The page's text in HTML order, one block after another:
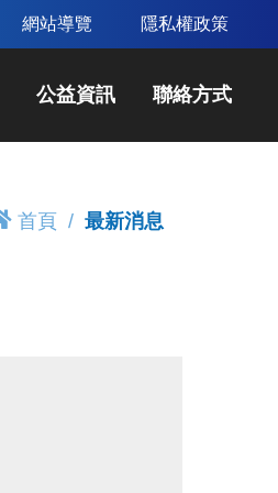
網站導覽 隱私權政策
公益資訊 聯絡方式
首頁 最新消息